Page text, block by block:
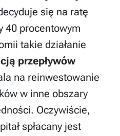
się na ratę
40 procentowym
takie działanie
przepływów
na reinwestowanie
w inne obszary
Oczywiście,
spłacany jest